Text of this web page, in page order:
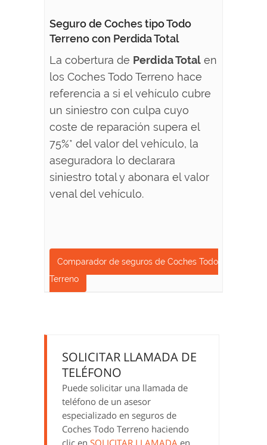
Seguro de Coches tipo Todo
Terreno con Perdida Total
La cobertura de Perdida Totalen
los Coches Todo Terreno hace
referencia a si el vehículo cubre
un siniestro con culpa cuyo
coste de reparación supera el
75%* del valor del vehículo, la
aseguradora lo declarara
siniestro total y abonara el valor
venal del vehículo.
Comparador de seguros de Coches Todo
Terreno
SOLICITAR LLAMADA DE
TELÉFONO
Puede solicitar una llamada de
teléfono de un asesor
especializado en seguros de
Coches Todo Terreno haciendo